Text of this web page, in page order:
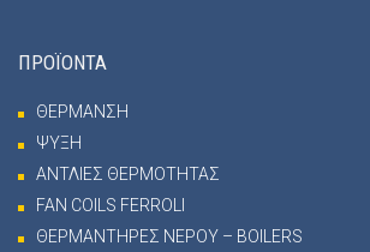
ΠΡΟΪΟΝΤΑ
ΘΕΡΜΑΝΣΗ
ΨΥΞΗ
ΑΝΤΛΙΕΣ ΘΕΡΜΟΤΗΤΑΣ
FAN COILS FERROLI
ΘΕΡΜΑΝΤΗΡΕΣ ΝΕΡΟΥ – BOILERS